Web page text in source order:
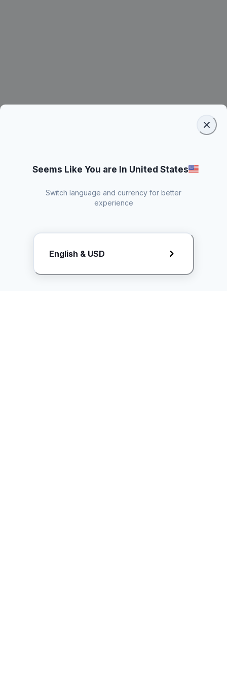
Request Rate Card
Butuh konten khusus? Kirim request ke creator!
Seems Like You are In United States
Switch language and currency for better
experience
English & USD